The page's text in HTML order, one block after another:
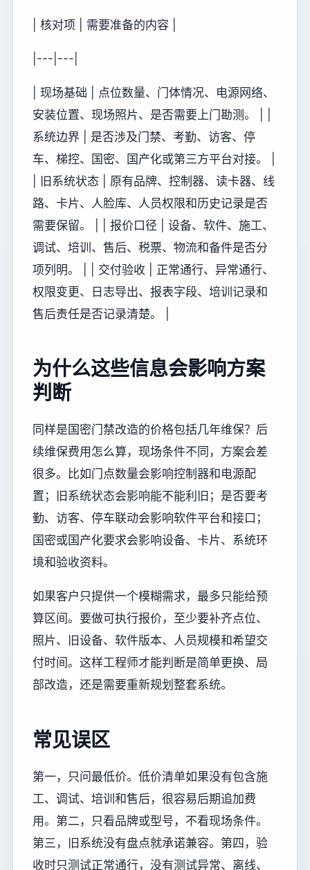
| 核对项 | 需要准备的内容 |
|---|---|
| 现场基础 | 点位数量、门体情况、电源网络、
安装位置、现场照片、是否需要上门勘测。 | |
系统边界 | 是否涉及门禁、考勤、访客、停
车、梯控、国密、国产化或第三方平台对接。 |
| 旧系统状态 | 原有品牌、控制器、读卡器、线
路、卡片、人脸库、人员权限和历史记录是否
需要保留。 | | 报价口径 | 设备、软件、施工、
调试、培训、售后、税票、物流和备件是否分
项列明。 | | 交付验收 | 正常通行、异常通行、
权限变更、日志导出、报表字段、培训记录和
售后责任是否记录清楚。 |
为什么这些信息会影响方案
判断
同样是国密门禁改造的价格包括几年维保？后
续维保费用怎么算，现场条件不同，方案会差
很多。比如门点数量会影响控制器和电源配
置；旧系统状态会影响能不能利旧；是否要考
勤、访客、停车联动会影响软件平台和接口；
国密或国产化要求会影响设备、卡片、系统环
境和验收资料。
如果客户只提供一个模糊需求，最多只能给预
算区间。要做可执行报价，至少要补齐点位、
照片、旧设备、软件版本、人员规模和希望交
付时间。这样工程师才能判断是简单更换、局
部改造，还是需要重新规划整套系统。
常见误区
第一，只问最低价。低价清单如果没有包含施
工、调试、培训和售后，很容易后期追加费
用。第二，只看品牌或型号，不看现场条件。
第三，旧系统没有盘点就承诺兼容。第四，验
收时只测试正常通行，没有测试异常、离线、